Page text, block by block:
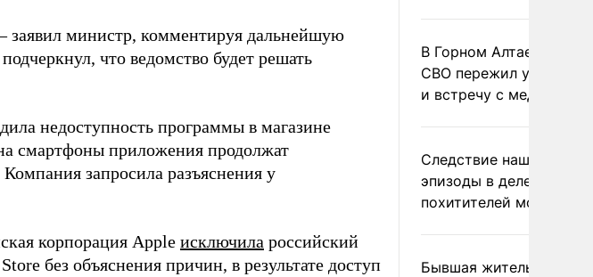
заявил министр, комментируя дальнейшую
что ведомство будет решать
недоступность программы в магазине
смартфоны приложения продолжат
запросила разъяснения у
корпорация Apple исключила российский
без объяснения причин, в результате доступ
В Горном Алтае
СВО пережил удар
и встречу с медведем
Следствие нашло
эпизоды в деле
похитителей москвичек
Бывшая жительница